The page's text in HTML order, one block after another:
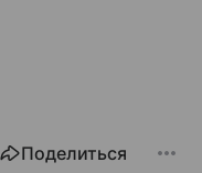
Поделиться